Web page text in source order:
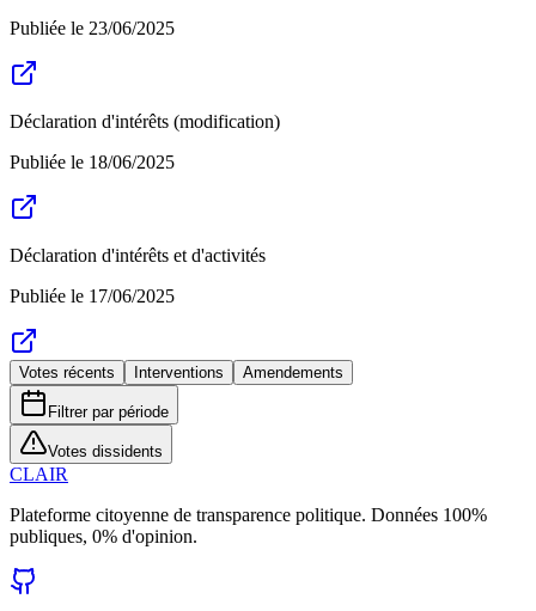
Publiée le 23/06/2025
Déclaration d'intérêts (modification)
Publiée le 18/06/2025
Déclaration d'intérêts et d'activités
Publiée le 17/06/2025
Votes récents Interventions Amendements
Filtrer par période
Votes dissidents
CLAIR
Plateforme citoyenne de transparence politique. Données 100%
publiques, 0% d'opinion.